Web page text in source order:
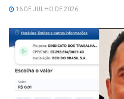
16 DE JULHO DE 2026